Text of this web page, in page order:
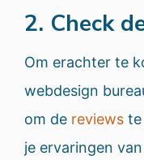
2. Check
Om erachter te
webdesign
om de reviews te
je ervaringen